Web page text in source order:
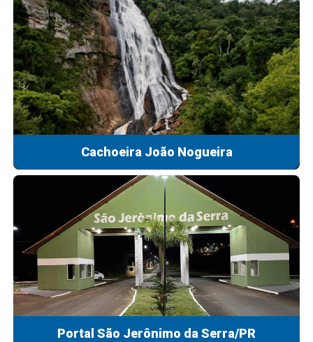
Cachoeira João Nogueira
Portal São Jerônimo da Serra/PR